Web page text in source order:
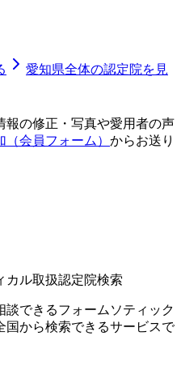
愛知県全体の認定院を見
報の修正・写真や愛用者の声
会員フォーム） からお送り
カル取扱認定院検索
談できるフォームソティック
国から検索できるサービスで